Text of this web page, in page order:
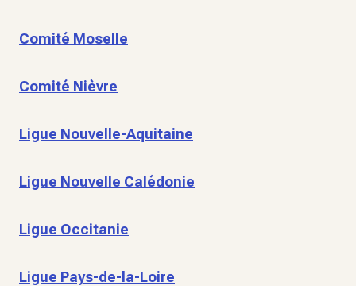
Comité Moselle
Comité Nièvre
Ligue Nouvelle-Aquitaine
Ligue Nouvelle Calédonie
Ligue Occitanie
Ligue Pays-de-la-Loire